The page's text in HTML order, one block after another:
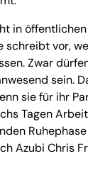
in
schreibt vor,
Zwar
sein.
sie für ihr
Tagen
Azubi Chris